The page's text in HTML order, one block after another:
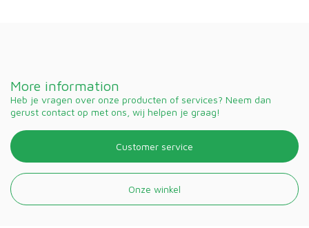
More information
Heb je vragen over onze producten of services? Neem dan
gerust contact op met ons, wij helpen je graag!
Customer service
Onze winkel